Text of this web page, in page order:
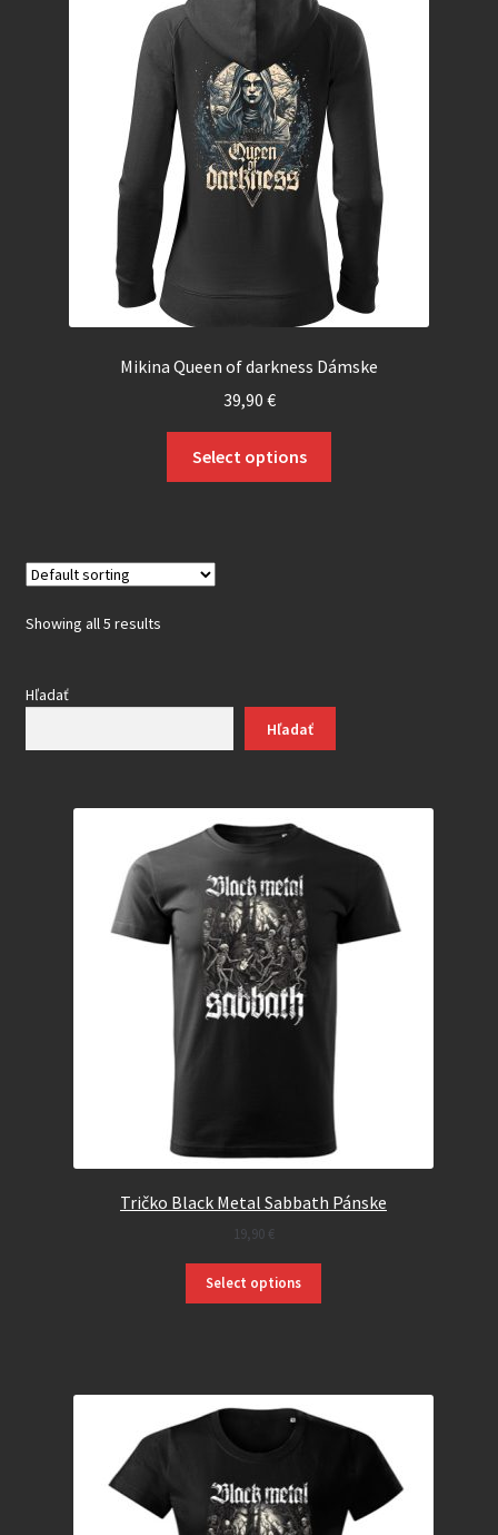
Mikina Queen of darkness Dámske
39,90 €
Select options
Showing all 5 results
Hľadať
Hľadať
Tričko Black Metal Sabbath Pánske
19,90 €
Select options